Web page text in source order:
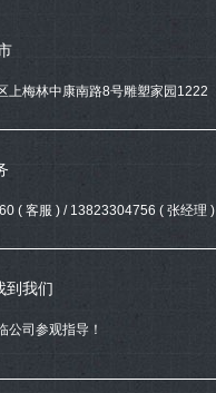
上梅林中康南路8号雕塑家园1222
( 客服 ) / 13823304756 ( 张经理 )
到我们
公司参观指导！